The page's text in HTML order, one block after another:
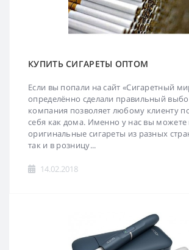
КУПИТЬ СИГАРЕТЫ ОПТОМ
Если вы попали на сайт «Сигаретный
определённо сделали правильный
компания позволяет любому клиенту
себя как дома. Именно у нас вы можете
оригинальные сигареты из разных
так и в розницу...
14.02.2018